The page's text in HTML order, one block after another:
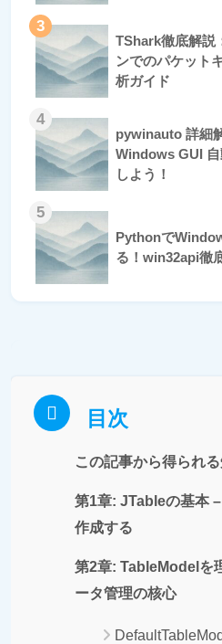
3
TShark徹底解説
ンでのパケット
析ガイド
4
pywinauto 詳細
Windows GUI
しよう！
5
Pythonで
る！win32api徹
目次
この記事から得られ
第1章: JTableの基本
作成する
第2章: TableModelを
ータ管理の核心